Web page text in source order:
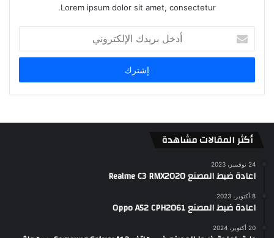
Lorem ipsum dolor sit amet, consectetur.
أدخل
بريدك
الإلكتروني
أكثر المقالات مشاهدة
24 نوفمبر، 2023
اعادة ضبط المصنع Realme C3 RMX2020
8 أكتوبر، 2023
اعادة ضبط المصنع Oppo A52 CPH2061
20 أكتوبر، 2024